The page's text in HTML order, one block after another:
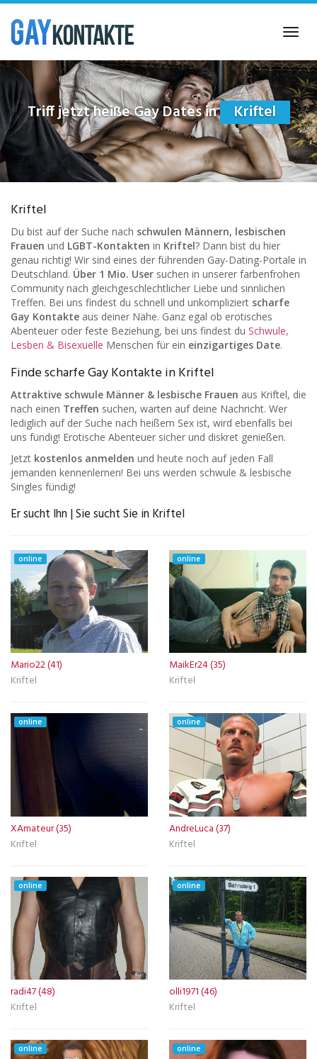
Skip
main
content
Triff jetzt heiße Gay Dates in Kriftel
Kriftel
Du bist auf der Suche nach schwulen Männern, lesbischen
Frauen und LGBT-Kontakten in Kriftel? Dann bist du hier
genau richtig! Wir sind eines der führenden Gay-Dating-Portale in
Deutschland. Über 1 Mio. User suchen in unserer farbenfrohen
Community nach gleichgeschlechtlicher Liebe und sinnlichen
Treffen. Bei uns findest du schnell und unkompliziert scharfe
Gay Kontakte aus deiner Nähe. Ganz egal ob erotisches
Abenteuer oder feste Beziehung, bei uns findest du Schwule,
Lesben & Bisexuelle Menschen für ein einzigartiges Date.
Finde scharfe Gay Kontakte in Kriftel
Attraktive schwule Männer & lesbische Frauen aus Kriftel, die
nach einen Treffen suchen, warten auf deine Nachricht. Wer
lediglich auf der Suche nach heißem Sex ist, wird ebenfalls bei
uns fündig! Erotische Abenteuer sicher und diskret genießen.
Jetzt kostenlos anmelden und heute noch auf jeden Fall
jemanden kennenlernen! Bei uns werden schwule & lesbische
Singles fündig!
Er sucht Ihn | Sie sucht Sie in Kriftel
online
Mario22 (41)
Kriftel
online
MaikEr24 (35)
Kriftel
online
XAmateur (35)
Kriftel
online
AndreLuca (37)
Kriftel
online
radi47 (48)
Kriftel
online
olli1971 (46)
Kriftel
online online